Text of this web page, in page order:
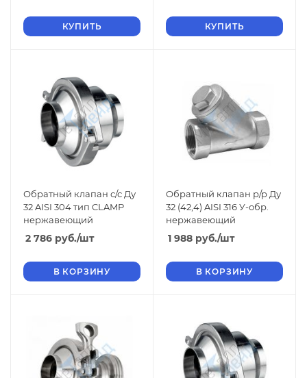
КУПИТЬ КУПИТЬ
Обратный клапан с/с Ду
32 AISI 304 тип CLAMP
нержавеющий
2 786 руб./шт
В КОРЗИНУ
Обратный клапан р/р Ду
32 (42,4) AISI 316 У-обр.
нержавеющий
1 988 руб./шт
В КОРЗИНУ